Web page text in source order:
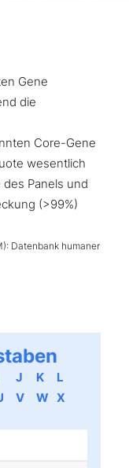
Gene
die
Core-Gene
wesentlich
Panels und
(>99%)
Datenbank humaner
J K
L
V W X